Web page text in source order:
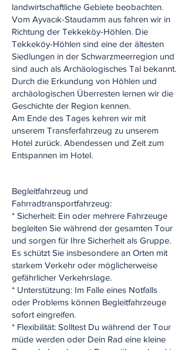
landwirtschaftliche Gebiete beobachten.
Vom Ayvacık-Staudamm aus fahren wir in
Richtung der Tekkeköy-Höhlen. Die
Tekkeköy-Höhlen sind eine der ältesten
Siedlungen in der Schwarzmeerregion und
sind auch als Archäologisches Tal bekannt.
Durch die Erkundung von Höhlen und
archäologischen Überresten lernen wir die
Geschichte der Region kennen.
Am Ende des Tages kehren wir mit
unserem Transferfahrzeug zu unserem
Hotel zurück. Abendessen und Zeit zum
Entspannen im Hotel.
Begleitfahrzeug und
Fahrradtransportfahrzeug:
* Sicherheit: Ein oder mehrere Fahrzeuge
begleiten Sie während der gesamten Tour
und sorgen für Ihre Sicherheit als Gruppe.
Es schützt Sie insbesondere an Orten mit
starkem Verkehr oder möglicherweise
gefährlicher Verkehrslage.
* Unterstützung: Im Falle eines Notfalls
oder Problems können Begleitfahrzeuge
sofort eingreifen.
* Flexibilität: Solltest Du während der Tour
müde werden oder Dein Rad eine kleine